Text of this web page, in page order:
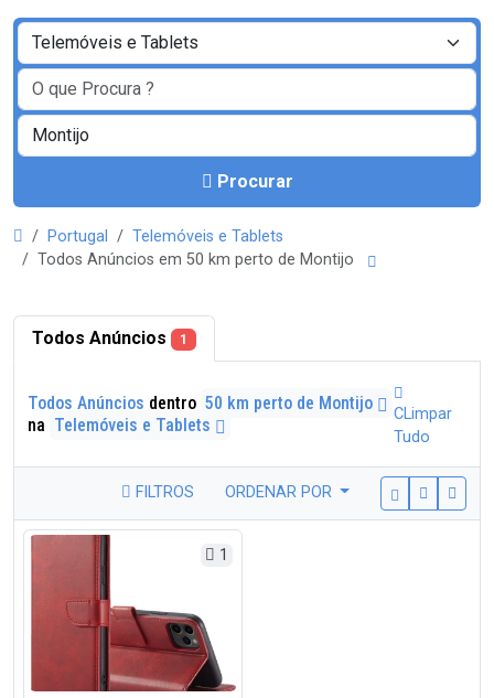
Procurar
Portugal
Telemóveis e Tablets
Todos Anúncios em 50 km perto de Montijo
Todos Anúncios 1
Todos Anúncios dentro 50 km perto de Montijo
na Telemóveis e Tablets
CLimpar
Tudo
FILTROS ORDENAR POR
1